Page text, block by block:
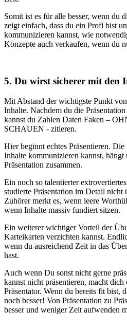
Somit ist es für alle besser, wenn du
zeigt einfach, dass du ein Profi bist
kommunizieren kannst, wie
Konzepte auch verkaufen, wenn du
5. Du wirst sicherer mit den
Mit Abstand der wichtigste Punkt
Inhalte. Nachdem du die
kannst du Zahlen Daten Faken –
SCHAUEN - zitieren.
Hier beginnt echtes Präsentieren.
Inhalte kommunizieren kannst,
Präsentation zusammen.
Ein noch so talentierter
studierte Präsentation im Detail
Zuhörer merkt es, wenn leere
wenn Inhalte massiv fundiert sitzen.
Ein weiterer wichtiger Vorteil der
Karteikarten verzichten kannst.
wenn du ausreichend Zeit in das
hast.
Auch wenn Du sonst nicht gerne
kannst nicht präsentieren, macht dich
Präsentator. Wenn du bereits fit bist,
noch besser! Von Präsentation zu
besser und weniger Zeit aufwenden